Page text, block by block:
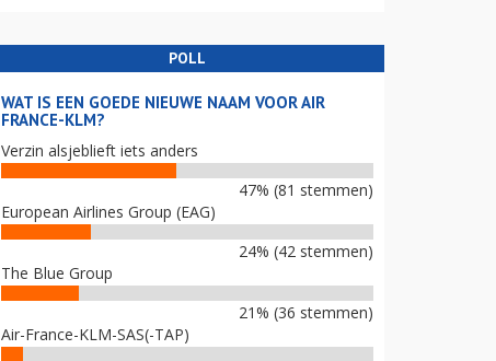
POLL
WAT IS EEN GOEDE NIEUWE NAAM VOOR AIR
FRANCE-KLM?
Verzin alsjeblieft iets anders
47% (81 stemmen)
European Airlines Group (EAG)
24% (42 stemmen)
The Blue Group
21% (36 stemmen)
Air-France-KLM-SAS(-TAP)